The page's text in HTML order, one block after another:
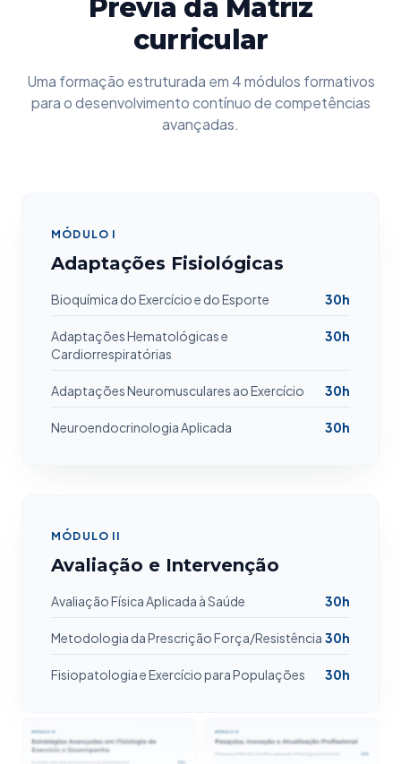
Prévia da Matriz
curricular
Uma formação estruturada em 4 módulos formativos
para o desenvolvimento contínuo de competências
avançadas.
MÓDULO I
Adaptações Fisiológicas
Bioquímica do Exercício e do Esporte 30h
Adaptações Hematológicas e
Cardiorrespiratórias
30h
Adaptações Neuromusculares ao Exercício 30h
Neuroendocrinologia Aplicada 30h
MÓDULO II
Avaliação e Intervenção
Avaliação Física Aplicada à Saúde 30h
Metodologia da Prescrição Força/Resistência 30h
Fisiopatologia e Exercício para Populações 30h